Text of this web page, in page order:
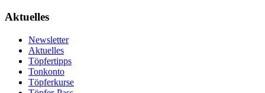
Aktuelles
Newsletter
Aktuelles
Töpfertipps
Tonkonto
Töpferkurse